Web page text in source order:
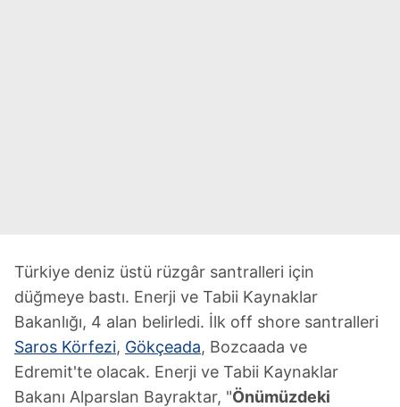
Türkiye deniz üstü rüzgâr santralleri için
düğmeye bastı. Enerji ve Tabii Kaynaklar
Bakanlığı, 4 alan belirledi. İlk off shore santralleri
Saros Körfezi, Gökçeada, Bozcaada ve
Edremit'te olacak. Enerji ve Tabii Kaynaklar
Bakanı Alparslan Bayraktar, "Önümüzdeki